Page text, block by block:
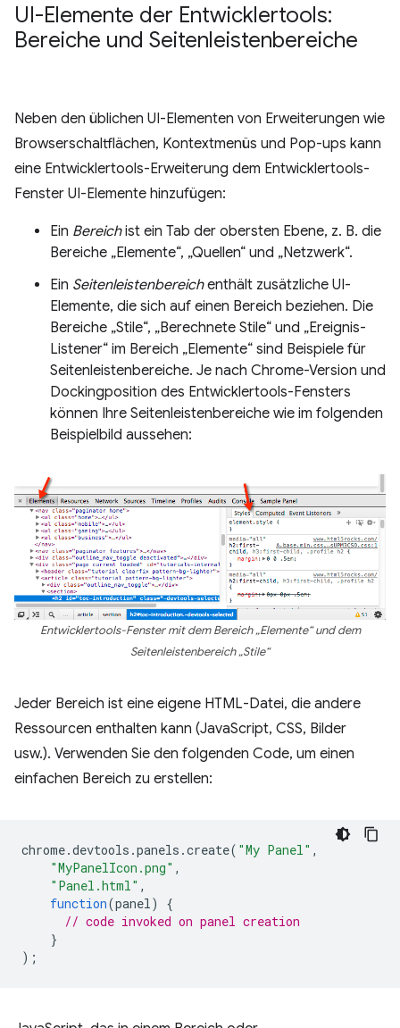
UI-Elemente der Entwicklertools:
Bereiche und Seitenleistenbereiche
Neben den üblichen UI-Elementen von Erweiterungen wie
Browserschaltflächen, Kontextmenüs und Pop-ups kann
eine Entwicklertools-Erweiterung dem Entwicklertools-
Fenster UI-Elemente hinzufügen:
Ein Bereichist ein Tab der obersten Ebene, z. B. die
Bereiche „Elemente“, „Quellen“ und „Netzwerk“.
Ein Seitenleistenbereichenthält zusätzliche UI-
Elemente, die sich auf einen Bereich beziehen. Die
Bereiche „Stile“, „Berechnete Stile“ und „Ereignis-
Listener“ im Bereich „Elemente“ sind Beispiele für
Seitenleistenbereiche. Je nach Chrome-Version und
Dockingposition des Entwicklertools-Fensters
können Ihre Seitenleistenbereiche wie im folgenden
Beispielbild aussehen:
Entwicklertools-Fenster mit dem Bereich „Elemente“ und dem
Seitenleistenbereich „Stile“
Jeder Bereich ist eine eigene HTML-Datei, die andere
Ressourcen enthalten kann (JavaScript, CSS, Bilder
usw.). Verwenden Sie den folgenden Code, um einen
einfachen Bereich zu erstellen:
chrome.devtools .panels .create( "My Panel" ,
"MyPanelIcon.png" ,
"Panel.html" ,
function(panel)
{
// code invoked on panel creation
}
);